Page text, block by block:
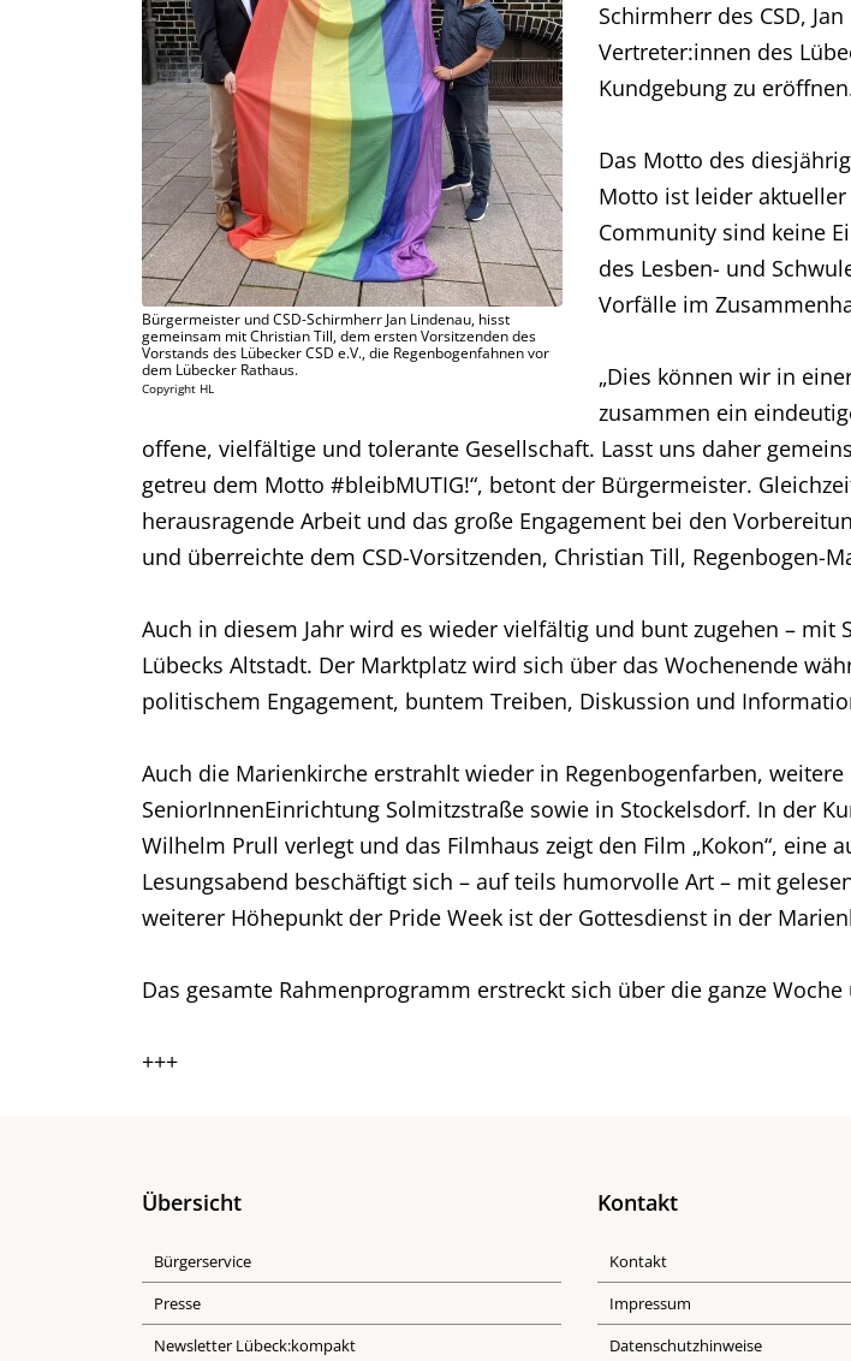
Bürgermeister und CSD-Schirmherr Jan Lindenau, hisst
gemeinsam mit Christian Till, dem ersten Vorsitzenden des
Vorstands des Lübecker CSD e.V., die Regenbogenfahnen vor
dem Lübecker Rathaus.
Copyright HL
Schirmherr des CSD,
Vertreter:innen des
Kundgebung zu
Das Motto des
Motto ist leider aktueller
Community sind keine
des Lesben- und
Vorfälle im
„Dies können wir in
zusammen ein
offene, vielfältige und tolerante Gesellschaft. Lasst uns daher
getreu dem Motto #bleibMUTIG!“, betont der Bürgermeister.
herausragende Arbeit und das große Engagement bei den
und überreichte dem CSD-Vorsitzenden, Christian Till, Regenbogen-
Auch in diesem Jahr wird es wieder vielfältig und bunt zugehen –
Lübecks Altstadt. Der Marktplatz wird sich über das Wochenende
politischem Engagement, buntem Treiben, Diskussion und
Auch die Marienkirche erstrahlt wieder in Regenbogenfarben,
SeniorInnenEinrichtung Solmitzstraße sowie in Stockelsdorf. In der
Wilhelm Prull verlegt und das Filmhaus zeigt den Film „Kokon“, eine
Lesungsabend beschäftigt sich – auf teils humorvolle Art – mit
weiterer Höhepunkt der Pride Week ist der Gottesdienst in der
Das gesamte Rahmenprogramm erstreckt sich über die ganze
+++
Übersicht
Bürgerservice
Presse
Newsletter Lübeck:kompakt
Kontakt
Kontakt
Impressum
Datenschutzhinweise